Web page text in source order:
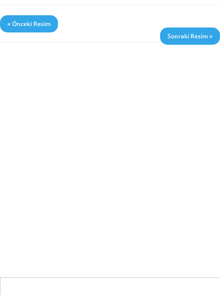
« Önceki Resim
Sonraki Resim »